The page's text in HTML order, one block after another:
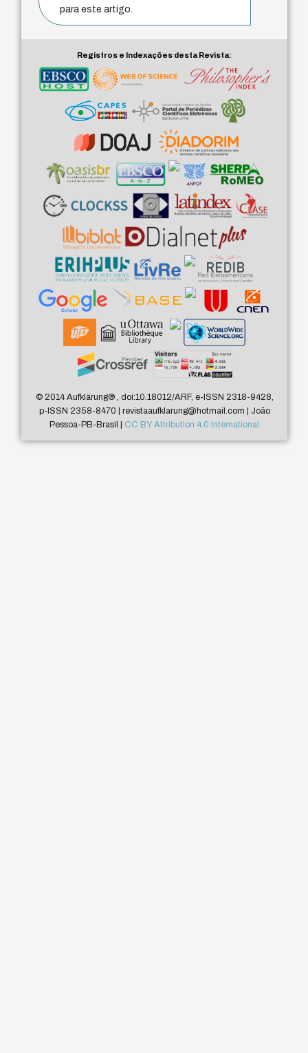
para este artigo.
Registros e Indexações desta Revista:
© 2014 Aufklärung®, doi:10.18012/ARF, e-ISSN 2318-9428,
p-ISSN 2358-8470 | revistaaufklarung@hotmail.com | João
Pessoa-PB-Brasil | CC BY Attribution 4.0 International